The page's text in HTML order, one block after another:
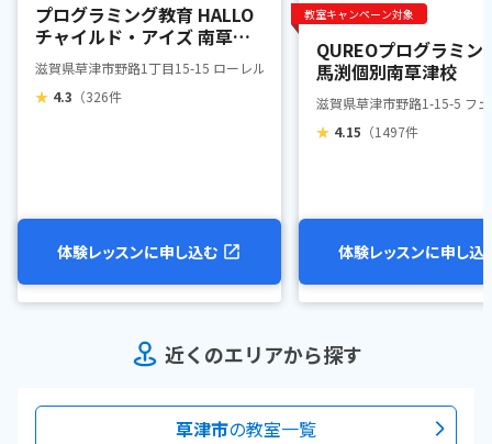
プログラミング教育 HALLO
チャイルド・アイズ 南草津
校
滋賀県草津市野路1丁目15-15 ローレルコート南草津1F
★ 4.3 （326件
体験レッスンに申し込む
教室キャンペーン対象
QUREOプログラミン
馬渕個別南草津校
滋賀県草津市野路1-15-5 フ
★ 4.15 （1497件
体験レッスンに申し込
近くのエリアから探す
草津市の教室一覧